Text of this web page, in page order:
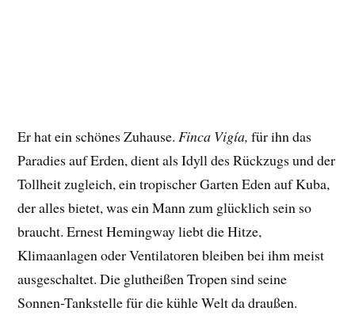
Er hat ein schönes Zuhause. Finca Vigía, für ihn das
Paradies auf Erden, dient als Idyll des Rückzugs und der
Tollheit zugleich, ein tropischer Garten Eden auf Kuba,
der alles bietet, was ein Mann zum glücklich sein so
braucht. Ernest Hemingway liebt die Hitze,
Klimaanlagen oder Ventilatoren bleiben bei ihm meist
ausgeschaltet. Die glutheißen Tropen sind seine
Sonnen-Tankstelle für die kühle Welt da draußen.